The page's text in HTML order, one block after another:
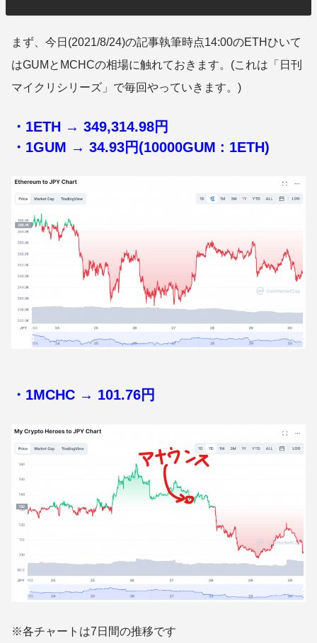
まず、今日(2021/8/24)の記事執筆時点14:00のETHひいて
はGUMとMCHCの相場に触れておきます。(これは「日刊
マイクリシリーズ」で毎回やっていきます。)
・1ETH → 349,314.98円
・1GUM → 34.93円(10000GUM : 1ETH)
・1MCHC → 101.76円
※各チャートは7日間の推移です